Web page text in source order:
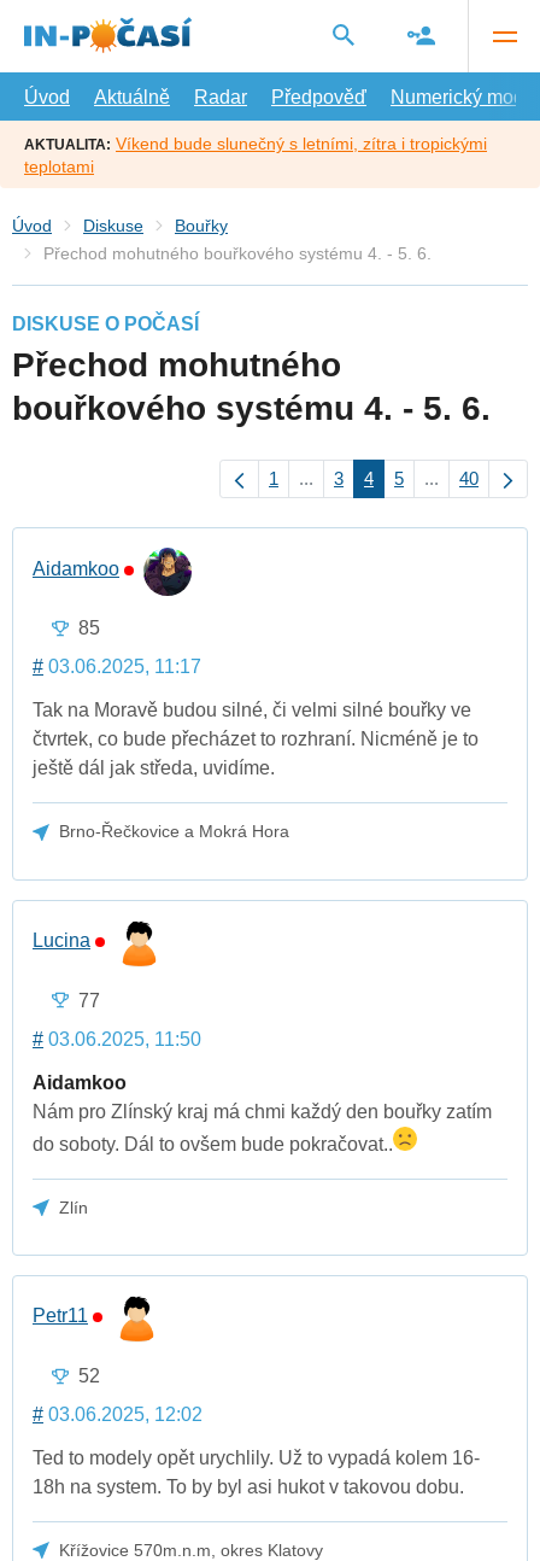
hlavní
Úvod
Aktuálně Radar Předpověď Numerický model
AKTUALITA: Víkend bude slunečný s letními, zítra i tropickými
teplotami
Úvod Diskuse
Bouřky
Přechod mohutného bouřkového systému 4. - 5. 6.
DISKUSE O POČASÍ
Přechod mohutného
bouřkového systému 4. - 5. 6.
1 ... 3 4 5 ... 40
Aidamkoo
85
# 03.06.2025, 11:17
Tak na Moravě budou silné, či velmi silné bouřky ve
čtvrtek, co bude přecházet to rozhraní. Nicméně je to
ještě dál jak středa, uvidíme.
Brno-Řečkovice a Mokrá Hora
Lucina
77
# 03.06.2025, 11:50
Aidamkoo
Nám pro Zlínský kraj má chmi každý den bouřky zatím
do soboty. Dál to ovšem bude pokračovat..
Zlín
Petr11
52
# 03.06.2025, 12:02
Ted to modely opět urychlily. Už to vypadá kolem 16-
18h na system. To by byl asi hukot v takovou dobu.
Křížovice 570m.n.m, okres Klatovy